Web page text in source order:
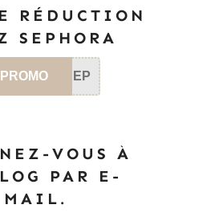
RÉDUCTION
SEPHORA
SEP
VOUS À
PAR E-
MAIL.